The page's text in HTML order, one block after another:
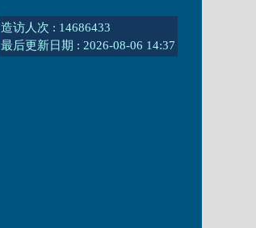
造访人次 : 14686433
最后更新日期 : 2026-08-06 14:37